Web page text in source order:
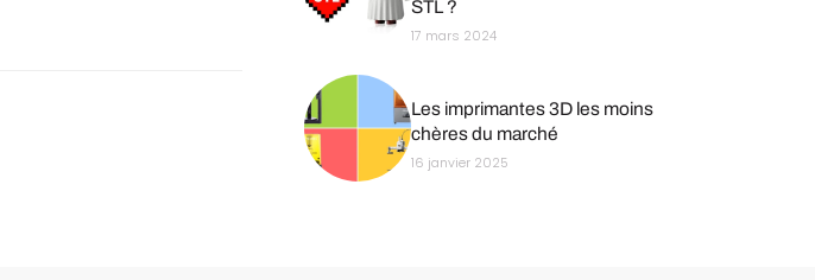
STL ?
17 mars 2024
Les imprimantes 3D les moins
chères du marché
16 janvier 2025